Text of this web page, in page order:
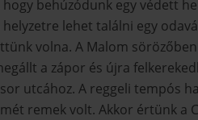
behúzódunk egy védett
lehet találni egy
volna. A Malom
a zápor és újra
utcához. A reggeli
remek volt. Akkor értünk a